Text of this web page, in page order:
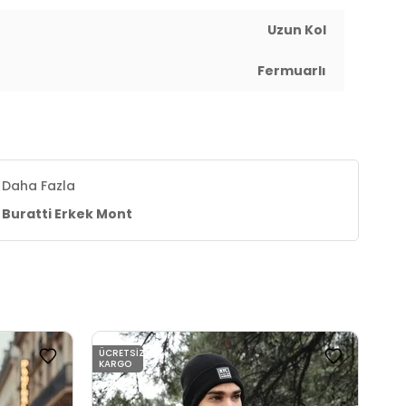
Uzun Kol
Fermuarlı
Daha Fazla
Buratti Erkek Mont
ÜCRETSIZ
KARGO